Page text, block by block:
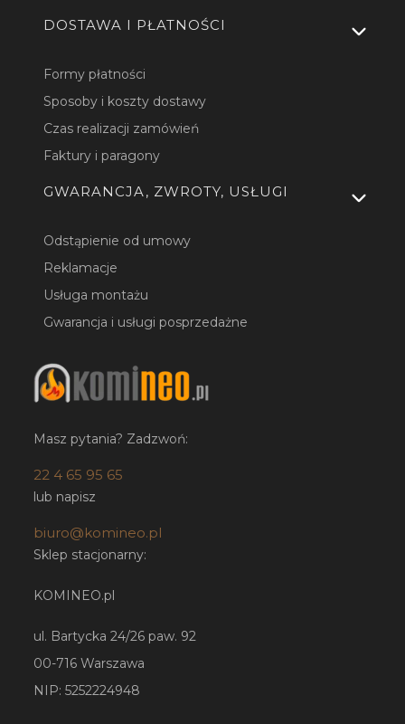
DOSTAWA I PŁATNOŚCI
Formy płatności
Sposoby i koszty dostawy
Czas realizacji zamówień
Faktury i paragony
GWARANCJA, ZWROTY, USŁUGI
Odstąpienie od umowy
Reklamacje
Usługa montażu
Gwarancja i usługi posprzedażne
Masz pytania? Zadzwoń:
22 4 65 95 65
lub napisz
biuro@komineo.pl
Sklep stacjonarny:
KOMINEO.pl
ul. Bartycka 24/26 paw. 92
00-716 Warszawa
NIP: 5252224948